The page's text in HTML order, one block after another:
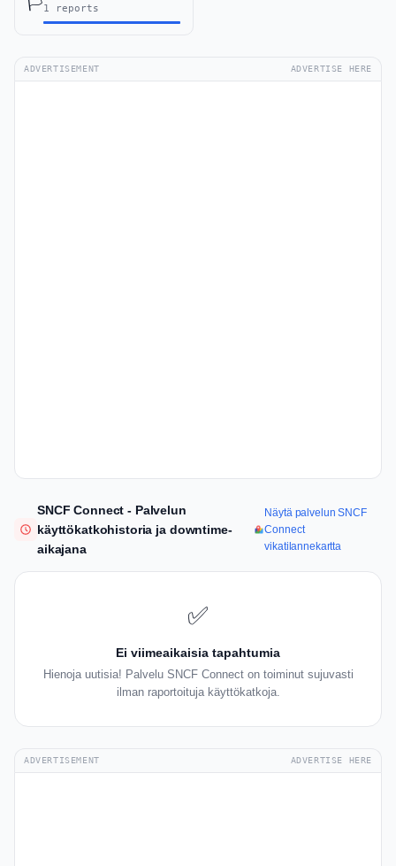
🏳️1 reports
ADVERTISEMENT ADVERTISE HERE
SNCF Connect - Palvelun
käyttökatkohistoria ja downtime-
aikajana
Näytä palvelun SNCF
Connect
vikatilannekartta
✅
Ei viimeaikaisia tapahtumia
Hienoja uutisia! Palvelu SNCF Connect on toiminut sujuvasti
ilman raportoituja käyttökatkoja.
ADVERTISEMENT ADVERTISE HERE